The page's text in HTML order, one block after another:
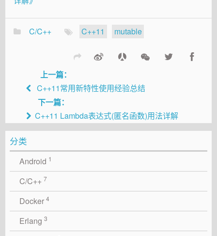
C/C++ C++11 mutable
上一篇：
C++11常用新特性使用经验总结
下一篇：
C++11 Lambda表达式(匿名函数)用法详解
分类
Android 1
C/C++ 7
Docker 4
Erlang 3